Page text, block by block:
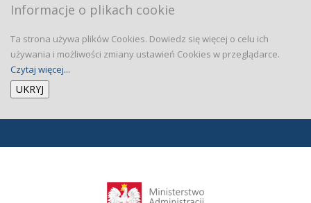
Informacje o plikach cookie
Ta strona używa plików Cookies. Dowiedz się więcej o celu ich
używania i możliwości zmiany ustawień Cookies w przeglądarce.
Czytaj więcej...